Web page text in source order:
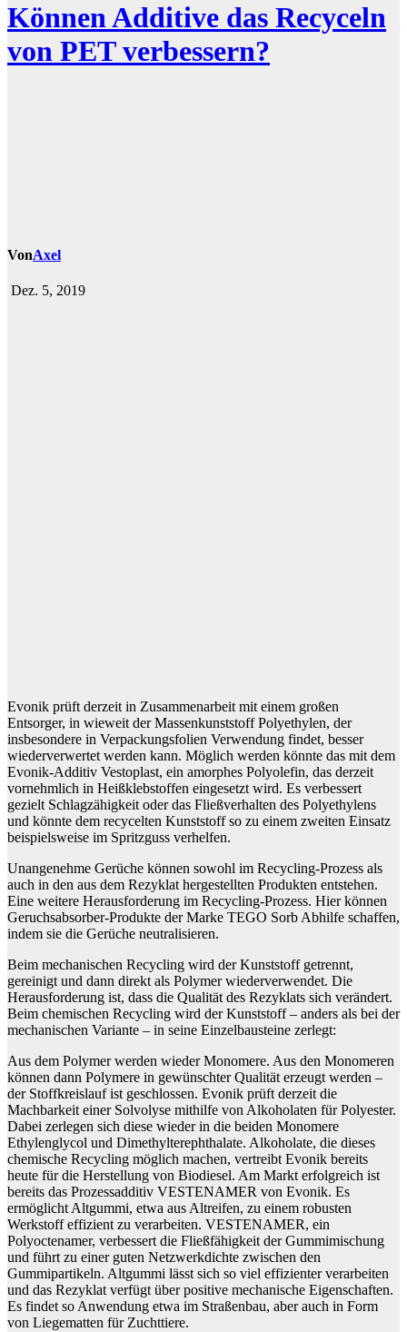
Können Additive das Recyceln
von PET verbessern?
VonAxel
Dez. 5, 2019
Evonik prüft derzeit in Zusammenarbeit mit einem großen
Entsorger, in wieweit der Massenkunststoff Polyethylen, der
insbesondere in Verpackungsfolien Verwendung findet, besser
wiederverwertet werden kann. Möglich werden könnte das mit dem
Evonik-Additiv Vestoplast, ein amorphes Polyolefin, das derzeit
vornehmlich in Heißklebstoffen eingesetzt wird. Es verbessert
gezielt Schlagzähigkeit oder das Fließverhalten des Polyethylens
und könnte dem recycelten Kunststoff so zu einem zweiten Einsatz
beispielsweise im Spritzguss verhelfen.
Unangenehme Gerüche können sowohl im Recycling-Prozess als
auch in den aus dem Rezyklat hergestellten Produkten entstehen.
Eine weitere Herausforderung im Recycling-Prozess. Hier können
Geruchsabsorber-Produkte der Marke TEGO Sorb Abhilfe schaffen,
indem sie die Gerüche neutralisieren.
Beim mechanischen Recycling wird der Kunststoff getrennt,
gereinigt und dann direkt als Polymer wiederverwendet. Die
Herausforderung ist, dass die Qualität des Rezyklats sich verändert.
Beim chemischen Recycling wird der Kunststoff – anders als bei der
mechanischen Variante – in seine Einzelbausteine zerlegt:
Aus dem Polymer werden wieder Monomere. Aus den Monomeren
können dann Polymere in gewünschter Qualität erzeugt werden –
der Stoffkreislauf ist geschlossen. Evonik prüft derzeit die
Machbarkeit einer Solvolyse mithilfe von Alkoholaten für Polyester.
Dabei zerlegen sich diese wieder in die beiden Monomere
Ethylenglycol und Dimethylterephthalate. Alkoholate, die dieses
chemische Recycling möglich machen, vertreibt Evonik bereits
heute für die Herstellung von Biodiesel. Am Markt erfolgreich ist
bereits das Prozessadditiv VESTENAMER von Evonik. Es
ermöglicht Altgummi, etwa aus Altreifen, zu einem robusten
Werkstoff effizient zu verarbeiten. VESTENAMER, ein
Polyoctenamer, verbessert die Fließfähigkeit der Gummimischung
und führt zu einer guten Netzwerkdichte zwischen den
Gummipartikeln. Altgummi lässt sich so viel effizienter verarbeiten
und das Rezyklat verfügt über positive mechanische Eigenschaften.
Es findet so Anwendung etwa im Straßenbau, aber auch in Form
von Liegematten für Zuchttiere.